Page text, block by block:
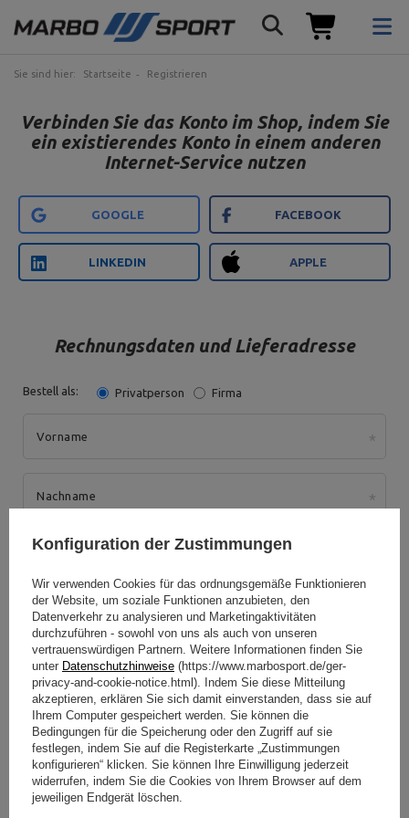
Sie sind hier: Startseite Registrieren
Verbinden Sie das Konto im Shop, indem Sie
ein existierendes Konto in einem anderen
Internet-Service nutzen
GOOGLE FACEBOOK
LINKEDIN APPLE
Rechnungsdaten und Lieferadresse
Bestell als: Privatperson Firma
Vorname
Nachname
Straße und Hausnummer
Postleitzahl Ort
Land:
Telefonnummer
E-Mail-Adresse
Lieferung an eine andere Adresse:
Konfiguration der Zustimmungen
Wir verwenden Cookies für das ordnungsgemäße Funktionieren
der Website, um soziale Funktionen anzubieten, den
Datenverkehr zu analysieren und Marketingaktivitäten
durchzuführen - sowohl von uns als auch von unseren
vertrauenswürdigen Partnern. Weitere Informationen finden Sie
unter Datenschutzhinweise (https://www.marbosport.de/ger-
privacy-and-cookie-notice.html). Indem Sie diese Mitteilung
akzeptieren, erklären Sie sich damit einverstanden, dass sie auf
Ihrem Computer gespeichert werden. Sie können die
Bedingungen für die Speicherung oder den Zugriff auf sie
festlegen, indem Sie auf die Registerkarte „Zustimmungen
konfigurieren“ klicken. Sie können Ihre Einwilligung jederzeit
widerrufen, indem Sie die Cookies von Ihrem Browser auf dem
jeweiligen Endgerät löschen.